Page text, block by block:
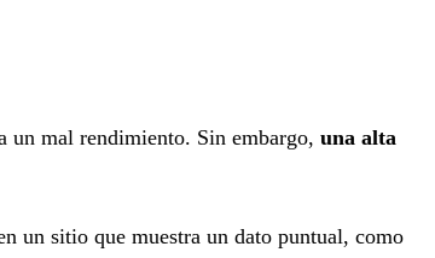
un mal rendimiento. Sin embargo, una alta
un sitio que muestra un dato puntual, como